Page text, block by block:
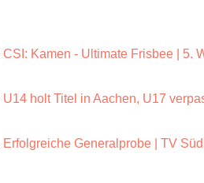
CSI: Kamen - Ultimate Frisbee | 5.
U14 holt Titel in Aachen, U17
Erfolgreiche Generalprobe | TV